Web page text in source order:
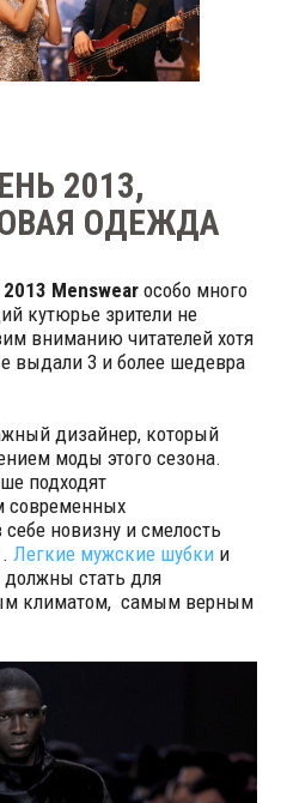
2013,
ОДЕЖДА
2013 Menswear особо много
кутюрье зрители не
вниманию читателей хотя
выдали 3 и более шедевра
дизайнер, который
моды этого сезона.
подходят
современных
новизну и смелость
Легкие мужские шубкии
должны стать для
климатом, самым верным